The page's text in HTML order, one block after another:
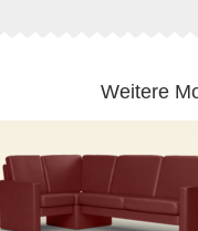
Weitere